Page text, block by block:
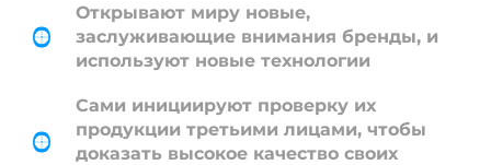
Открывают миру новые,
заслуживающие внимания бренды, и
используют новые технологии
Сами инициируют проверку их
продукции третьими лицами, чтобы
доказать высокое качество своих